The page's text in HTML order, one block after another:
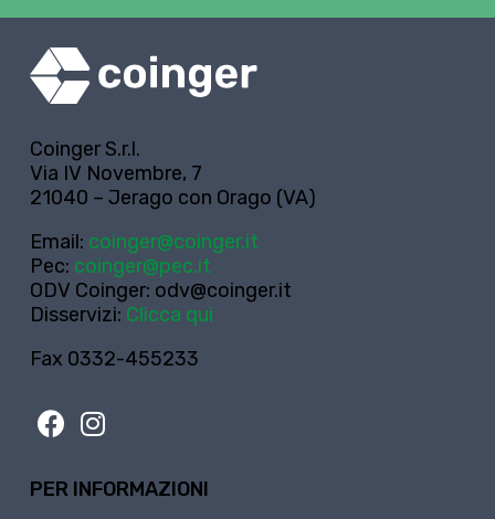
Coinger S.r.l.
Via IV Novembre, 7
21040 – Jerago con Orago (VA)
Email: coinger@coinger.it
Pec: coinger@pec.it
ODV Coinger: odv@coinger.it
Disservizi: Clicca qui
Fax 0332-455233
PER INFORMAZIONI